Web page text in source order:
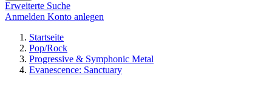
Erweiterte Suche
Anmelden Konto anlegen
Startseite
Pop/Rock
Progressive & Symphonic Metal
Evanescence: Sanctuary